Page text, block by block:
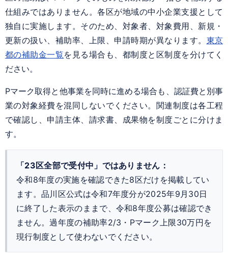
仕組みではありません。各区が地域の中小企業支援として
独自に実施します。そのため、対象者、対象費用、新規・
更新の扱い、補助率、上限、申請時期が異なります。 東京
都の補助金一覧を見る場合も、都制度と区制度を分けてく
ださい。
Pマーク取得と他事業を同時に進める場合も、認証費と別事
業の対象経費を混同しないでください。関連制度は各工程
で確認し、申請主体、請求書、成果物を制度ごとに分けま
す。
「23区全部で受付中」ではありません：
令和8年度の実施を確認できた8区だけを掲載してい
ます。品川区公式は令和7年度分が2025年9月30日
に終了した表示のままで、令和8年度公募は確認でき
ません。過年度の補助率2/3・Pマーク上限30万円を
現行制度として使わないでください。